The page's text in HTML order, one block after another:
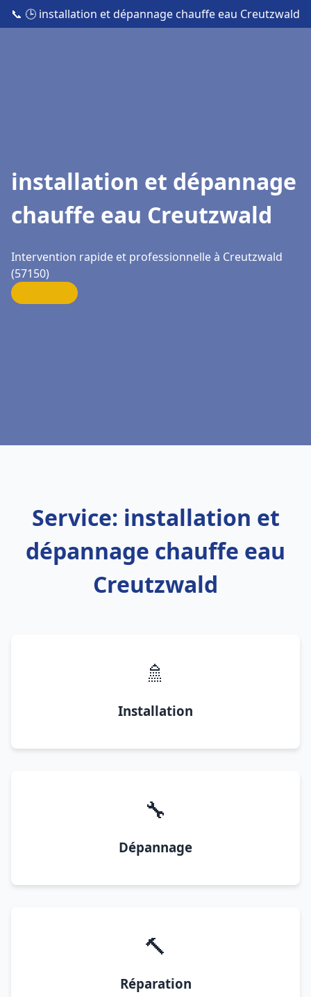
📞 🕒 installation et dépannage chauffe eau Creutzwald
installation et dépannage
chauffe eau Creutzwald
Intervention rapide et professionnelle à Creutzwald
(57150)
Service: installation et
dépannage chauffe eau
Creutzwald
🚿
Installation
🔧
Dépannage
🔨
Réparation